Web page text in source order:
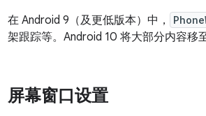
在 Android 9（及更低版本）中，
架跟踪等。Android 10 将大部分内容移
屏幕窗口设置